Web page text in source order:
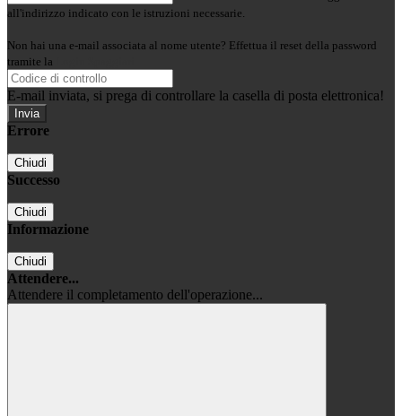
all'indirizzo indicato con le istruzioni necessarie.
Non hai una e-mail associata al nome utente? Effettua il reset della password
tramite la
E-mail inviata, si prega di controllare la casella di posta elettronica!
Errore
Chiudi
Successo
Chiudi
Informazione
Chiudi
Attendere...
Attendere il completamento dell'operazione...